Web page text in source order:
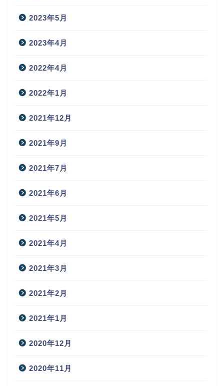
2023年5月
2023年4月
2022年4月
2022年1月
2021年12月
2021年9月
2021年7月
2021年6月
2021年5月
2021年4月
2021年3月
2021年2月
2021年1月
2020年12月
2020年11月